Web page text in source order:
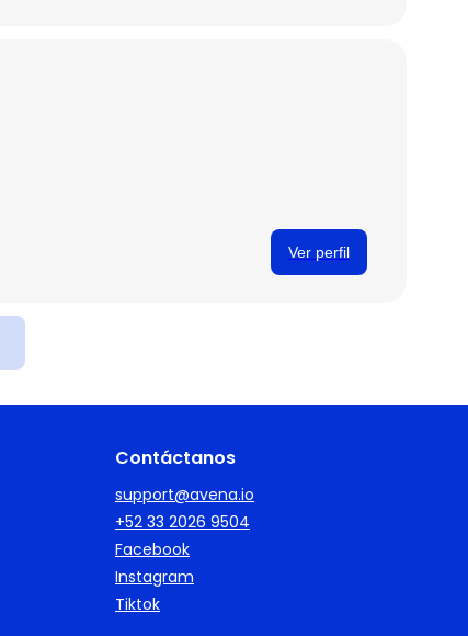
Ver perfil
Contáctanos
support@avena.io
+52 33 2026 9504
Facebook
Instagram
Tiktok